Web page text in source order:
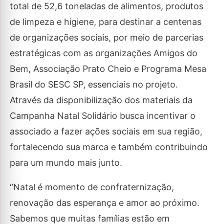
total de 52,6 toneladas de alimentos, produtos
de limpeza e higiene, para destinar a centenas
de organizações sociais, por meio de parcerias
estratégicas com as organizações Amigos do
Bem, Associação Prato Cheio e Programa Mesa
Brasil do SESC SP, essenciais no projeto.
Através da disponibilização dos materiais da
Campanha Natal Solidário busca incentivar o
associado a fazer ações sociais em sua região,
fortalecendo sua marca e também contribuindo
para um mundo mais junto.
“Natal é momento de confraternização,
renovação das esperança e amor ao próximo.
Sabemos que muitas famílias estão em